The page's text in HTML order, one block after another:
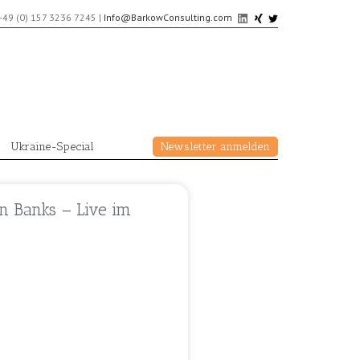
(0) 157 3236 7245 | Info@BarkowConsulting.com
Ukraine-Special Newsletter anmelden
Banks – Live im